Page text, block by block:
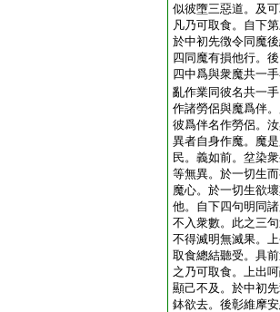
似彼墮三惡道。及
凡乃可取食。自下
於中初先徴令同魔
四同魔有損他行。
四中爲與衆魔共一
亂作業同彼名共一
作諸勞侶與魔爲伴
彼爲伴名作勞侶。
異者自身作魔。魔
民。義如前。坌染
等無異。於一切生
魔心。於一切生欲
他。自下四句明同
不入衆數。此之三
不得滅明無滅果。
取食總結聽受。具
之乃可取食。上出
顯己不及。於中初
鉢欲去。後彰維摩